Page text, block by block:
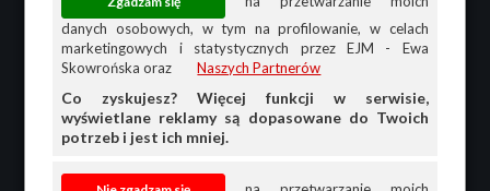
danych osobowych, w tym na profilowanie, w celach
marketingowych i statystycznych przez EJM - Ewa
Skowrońska oraz
Naszych Partnerów
Co zyskujesz? Więcej funkcji w serwisie,
wyświetlane reklamy są dopasowane do Twoich
potrzeb i jest ich mniej.